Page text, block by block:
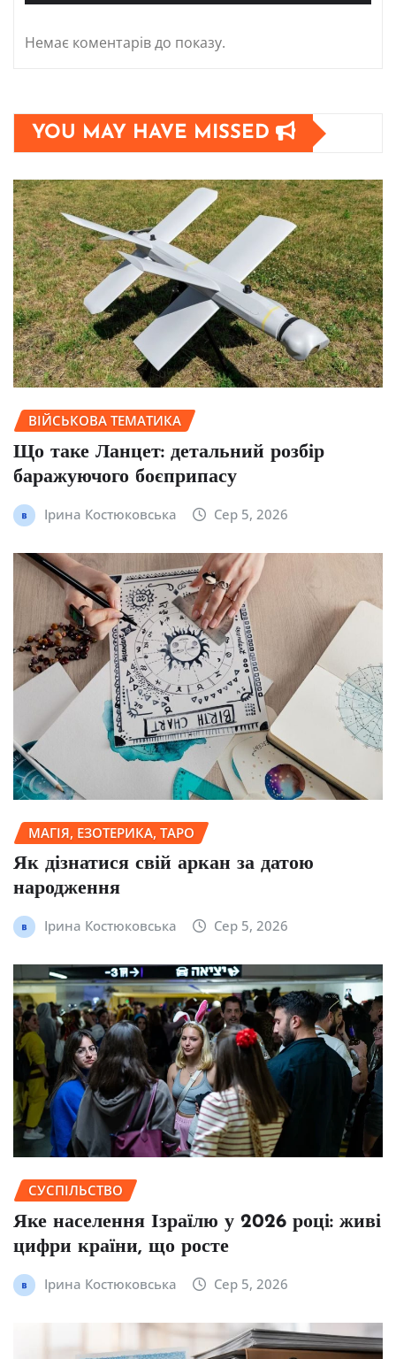
Немає коментарів до показу.
YOU MAY HAVE MISSED
ВІЙСЬКОВА ТЕМАТИКА
Що таке Ланцет: детальний розбір
баражуючого боєприпасу
Ірина Костюковська Сер 5, 2026
МАГІЯ, ЕЗОТЕРИКА, ТАРО
Як дізнатися свій аркан за датою
народження
Ірина Костюковська Сер 5, 2026
СУСПІЛЬСТВО
Яке населення Ізраїлю у 2026 році: живі
цифри країни, що росте
Ірина Костюковська Сер 5, 2026